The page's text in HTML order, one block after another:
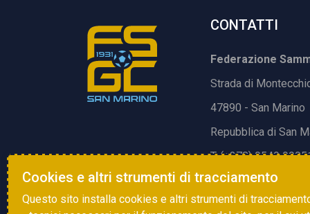
CONTATTI
Federazione
Strada di
47890 - San Marino
Repubblica di San
T. (+378) 0549
E.info@fsgc.sm
Cookies e altri strumenti di tracciamento
Questo sito installa cookies e altri strumenti di